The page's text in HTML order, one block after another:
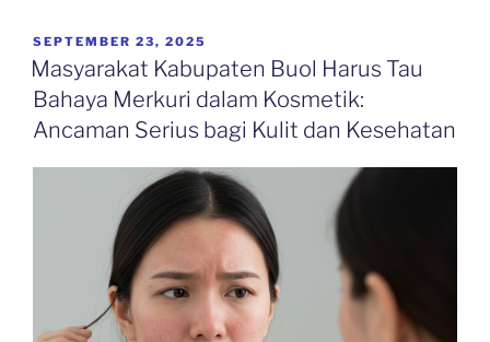
POSTED
ON
SEPTEMBER 23, 2025
Masyarakat Kabupaten Buol Harus Tau
Bahaya Merkuri dalam Kosmetik:
Ancaman Serius bagi Kulit dan Kesehatan